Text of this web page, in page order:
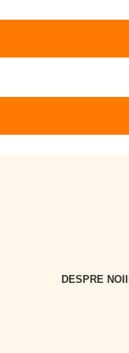
DESPRE NOI